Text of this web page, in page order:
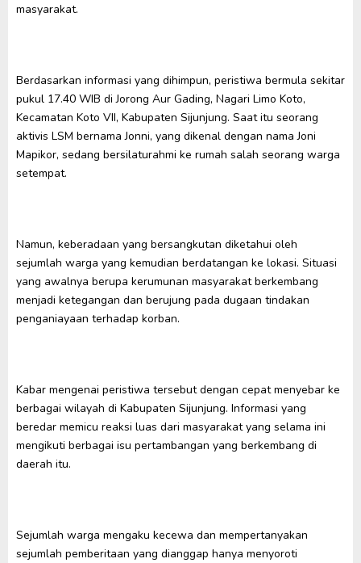
masyarakat.
Berdasarkan informasi yang dihimpun, peristiwa bermula sekitar
pukul 17.40 WIB di Jorong Aur Gading, Nagari Limo Koto,
Kecamatan Koto VII, Kabupaten Sijunjung. Saat itu seorang
aktivis LSM bernama Jonni, yang dikenal dengan nama Joni
Mapikor, sedang bersilaturahmi ke rumah salah seorang warga
setempat.
Namun, keberadaan yang bersangkutan diketahui oleh
sejumlah warga yang kemudian berdatangan ke lokasi. Situasi
yang awalnya berupa kerumunan masyarakat berkembang
menjadi ketegangan dan berujung pada dugaan tindakan
penganiayaan terhadap korban.
Kabar mengenai peristiwa tersebut dengan cepat menyebar ke
berbagai wilayah di Kabupaten Sijunjung. Informasi yang
beredar memicu reaksi luas dari masyarakat yang selama ini
mengikuti berbagai isu pertambangan yang berkembang di
daerah itu.
Sejumlah warga mengaku kecewa dan mempertanyakan
sejumlah pemberitaan yang dianggap hanya menyoroti